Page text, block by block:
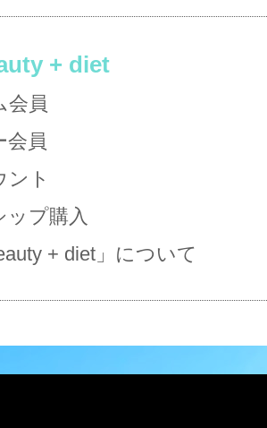
+ diet
会員
会員
ント
ップ購入
+ diet」について